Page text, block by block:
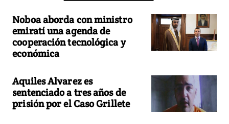
Noboa aborda con ministro
emiratí una agenda de
cooperación tecnológica y
económica
Aquiles Alvarez es
sentenciado a tres años de
prisión por el Caso Grillete